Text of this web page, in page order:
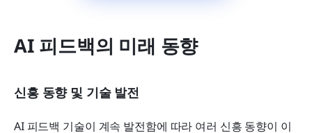
AI 피드백의 미래 동향
신흥 동향 및 기술 발전
AI 피드백 기술이 계속 발전함에 따라 여러 신흥 동향이 이